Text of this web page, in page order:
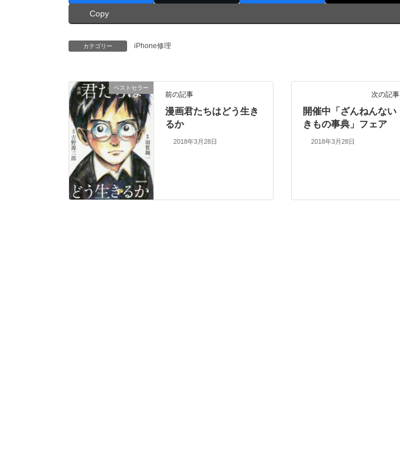
Copy
カテゴリー iPhone修理
ベストセラー
前の記事
漫画君たちはどう生き
るか
2018年3月28日
次の記事
開催中「ざんねんない
きもの事典」フェア
2018年3月28日